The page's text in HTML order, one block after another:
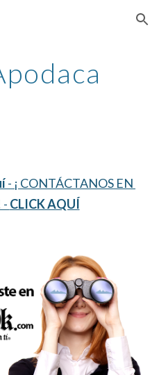
Skip to navigation
- ¡ CONTÁCTANOS EN
- CLICK AQUÍ